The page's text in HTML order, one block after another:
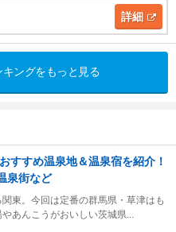
詳細
ングをもっと見る
すすめ温泉地＆温泉宿を紹介！
泉街など
東。今回は定番の群馬県・草津はも
あんこうがおいしい茨城県...